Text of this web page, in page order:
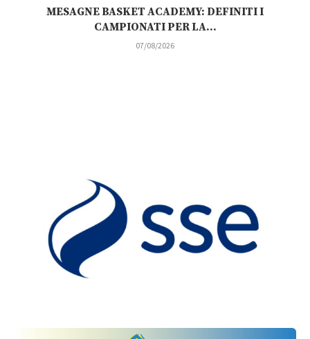
MESAGNE BASKET ACADEMY: DEFINITI I
CAMPIONATI PER LA...
07/08/2026